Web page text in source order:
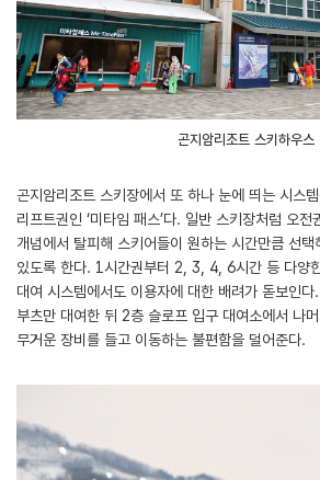
곤지암리조트 스키하우스
곤지암리조트 스키장에서 또 하나 눈에 띄는 시스템
리프트권인 ‘미타임 패스’다. 일반 스키장처럼 오
개념에서 탈피해 스키어들이 원하는 시간만큼 선
있도록 한다. 1시간권부터 2, 3, 4, 6시간 등 다양
대여 시스템에서도 이용자에 대한 배려가 돋보인
부츠만 대여한 뒤 2층 슬로프 입구 대여소에서 나
무거운 장비를 들고 이동하는 불편함을 덜어준다.